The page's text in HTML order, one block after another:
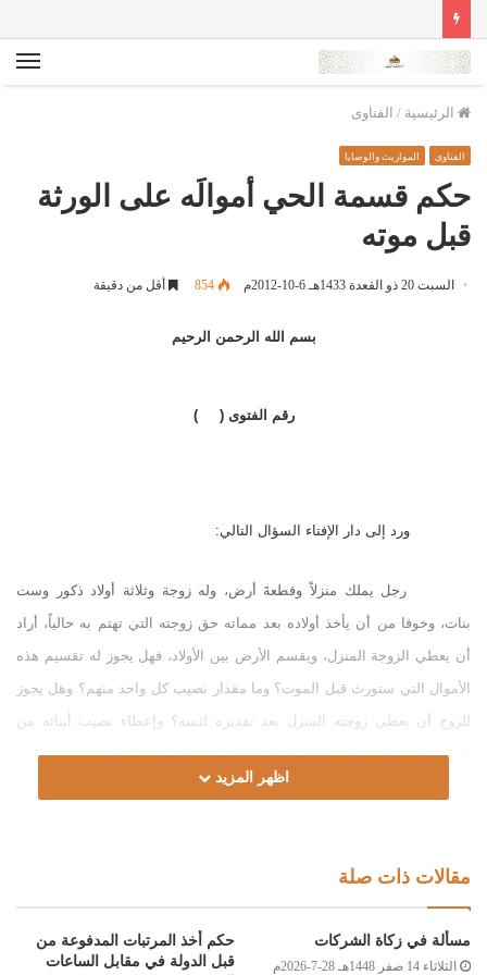
الرئيسية / الفتاوى
الفتاوى المواريث والوصايا
حكم قسمة الحي أموالَه على الورثة
قبل موته
السبت 20 ذو القعدة 1433هـ 6-10-2012م 854 أقل من دقيقة
بسم الله الرحمن الرحيم
رقم الفتوى ( )
ورد إلى دار الإفتاء السؤال التالي:
رجل يملك منزلاً وقطعةَ أرض، وله زوجة وثلاثة أولاد ذكور وست
بنات، وخوفا من أن يأخذ أولاده بعد مماته حق زوجته التي تهتم به حالياً، أراد
أن يعطي الزوجة المنزل، ويقسم الأرض بين الأولاد، فهل يجوز له تقسيم هذه
الأموال التي ستورث قبل الموت؟ وما مقدار نصيب كل واحد منهم؟ وهل يجوز
للزوج أن يعطي زوجته المنزل بعد تقديره لثمنه؟ وإعطاء نصيب أبنائه من
الأرض دون المنزل، وتقسيمها بينهم حسب الفريضة الشرعية؟
الحمد لله، والصلاة والسلام على رسول الله، وعلى آله وصحبه ومن
والاه.
أما بعد:
اظهر المزيد
مقالات ذات صلة
مسألة في زكاة الشركات
الثلاثاء 14 صفر 1448هـ 28-7-2026م
حكم أخذ المرتبات المدفوعة من
قبل الدولة في مقابل الساعات